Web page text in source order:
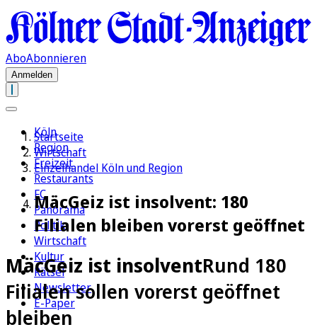
AboAbonnieren
Anmelden
Köln
Region
Freizeit
Restaurants
FC
Panorama
Politik
Wirtschaft
Kultur
Rätsel
Newsletter
E-Paper
Startseite
Wirtschaft
Einzelhandel Köln und Region
MäcGeiz ist insolvent: 180
Filialen bleiben vorerst geöffnet
MäcGeiz ist insolventRund 180
Filialen sollen vorerst geöffnet
bleiben